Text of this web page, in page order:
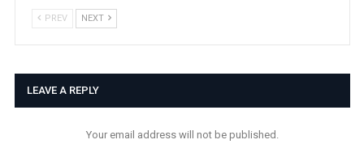
PREV NEXT
LEAVE A REPLY
Your email address will not be published.